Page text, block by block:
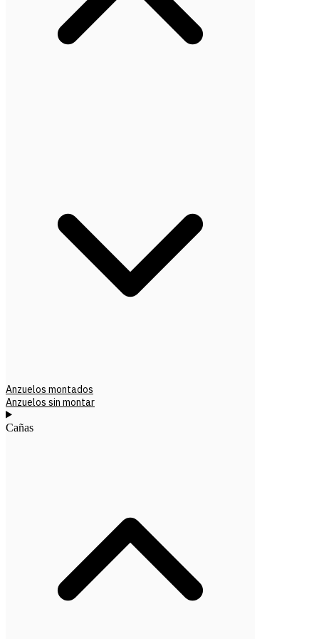
Anzuelos montados
Anzuelos sin montar
Cañas